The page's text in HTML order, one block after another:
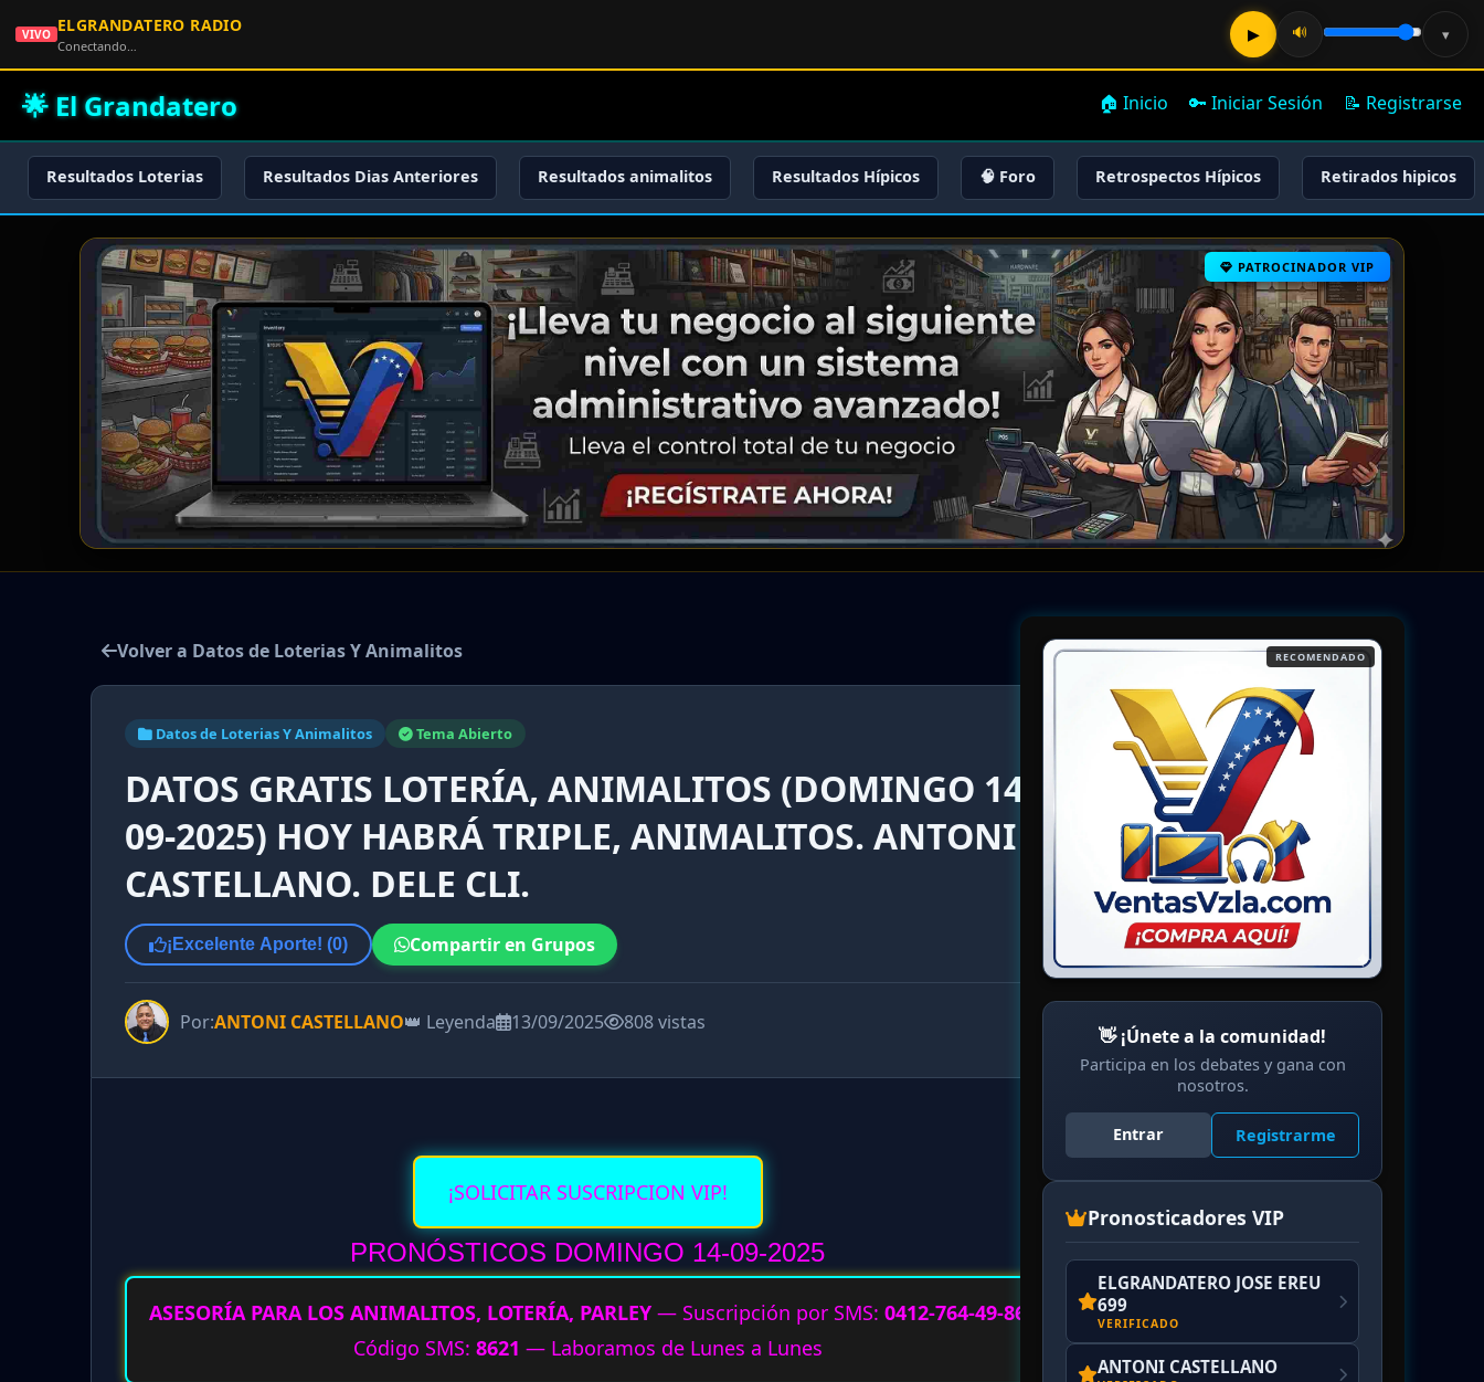
🌟 El Grandatero 🏠 Inicio 🔑 Iniciar Sesión 📝 Registrarse
Resultados Loterias Resultados Dias Anteriores Resultados animalitos Resultados Hípicos 🧠 Foro Retrospectos Hípicos Retirados hipicos
PATROCINADOR VIP
Volver a Datos de Loterias Y Animalitos
Datos de Loterias Y Animalitos Tema Abierto
DATOS GRATIS LOTERÍA, ANIMALITOS (DOMINGO 14-
09-2025) HOY HABRÁ TRIPLE, ANIMALITOS. ANTONI
CASTELLANO. DELE CLI.
¡Excelente Aporte! (0) Compartir en Grupos
Por:ANTONI CASTELLANO👑 Leyenda 13/09/2025 808 vistas
¡SOLICITAR SUSCRIPCION VIP!
PRONÓSTICOS DOMINGO 14-09-2025
ASESORÍA PARA LOS ANIMALITOS, LOTERÍA, PARLEY — Suscripción por SMS: 0412-764-49-86
Código SMS: 8621 — Laboramos de Lunes a Lunes
RECOMENDADO
👋 ¡Únete a la comunidad!
Participa en los debates y gana con
nosotros.
Entrar Registrarme
Pronosticadores VIP
ELGRANDATERO JOSE EREU
699
VERIFICADO
ANTONI CASTELLANO
VIVO ELGRANDATERO RADIO
Conectando…
▶ 🔊 ▾